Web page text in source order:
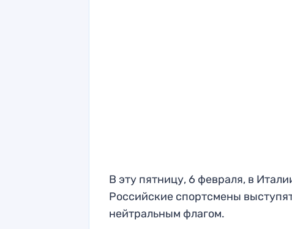
В эту пятницу, 6 февраля, в
Российские спортсмены
нейтральным флагом.